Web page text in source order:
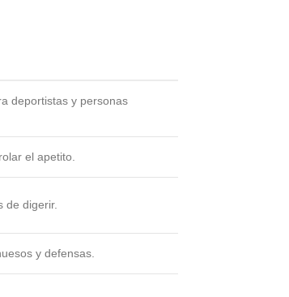
deportistas y personas
el apetito.
de digerir.
y defensas.